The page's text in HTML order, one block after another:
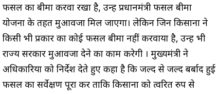
फसल का बीमा करवा रखा है, उन्हें प्रधानमंत्री फसल बीमा
योजना के तहत मुआवजा मिल जाएगा। लेकिन जिन किसानों ने
किसी भी प्रकार का कोई फसल बीमा नहीं करवाया है, उन्हें भी
राज्य सरकार मुआवजा देने का काम करेगी । मुख्यमंत्री ने
अधिकारियों को निर्देश देते हुए कहा है कि जल्द से जल्द बर्बाद हुई
फसल का सर्वेक्षण पूरा करें ताकि किसानों को त्वरित रुप से